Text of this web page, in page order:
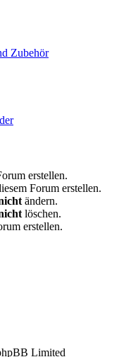
Zubehör
erstellen.
Forum erstellen.
ändern.
löschen.
erstellen.
Limited